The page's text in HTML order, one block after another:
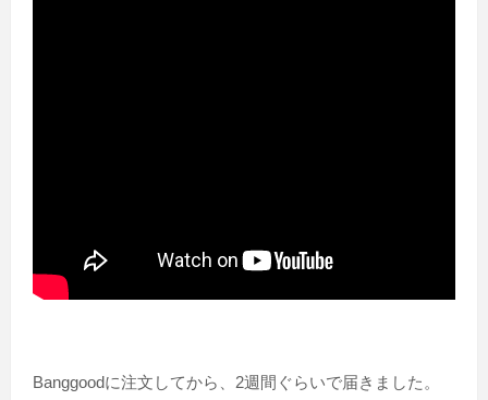
Banggoodに注文してから、2週間ぐらいで届きました。